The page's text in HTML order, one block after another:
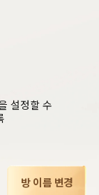
설정할 수
방 이름 변경